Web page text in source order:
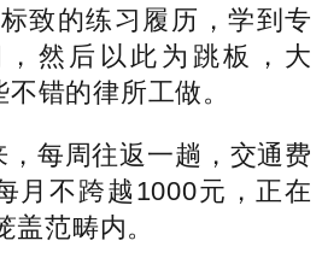
致的练习履历，学到专
然后以此为跳板，大
错的律所工做。
每周往返一趟，交通费
月不跨越1000元，正在
范畴内。